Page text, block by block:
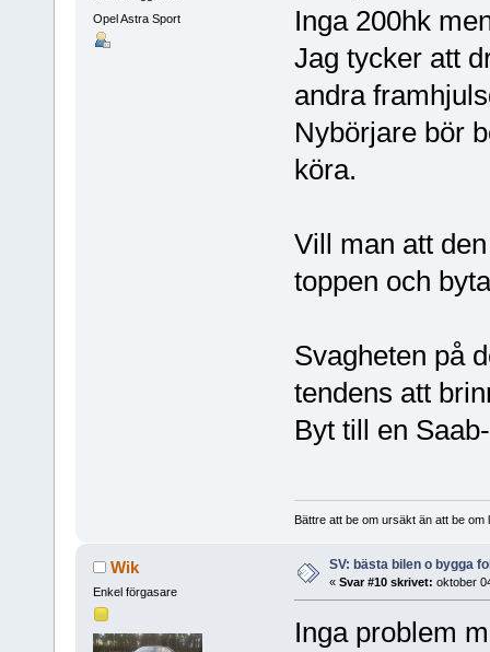
Opel Astra Sport
Inga 200hk
Jag tycker att
andra
Nybörjare bör
köra.
Vill man att
toppen och
Svagheten på
tendens att
Byt till en
Bättre att be om ursäkt än att be om
Wik
Enkel förgasare
SV: bästa bilen o bygga
« Svar #10 skrivet: oktober
Inga problem